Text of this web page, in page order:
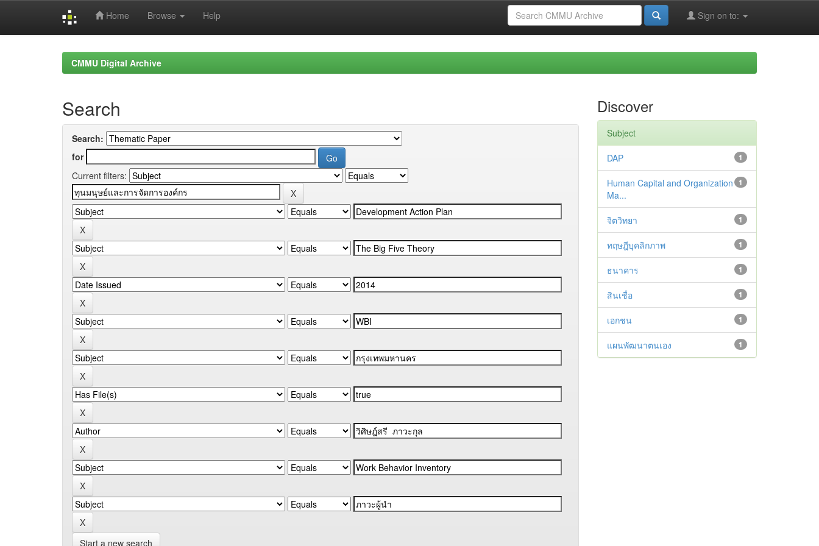
Home Browse Help Sign on to:
CMMU Digital Archive
Search
Search:
for
Current filters:
Start a new search
Discover
Subject
1
DAP
1
Human Capital and Organization
Ma...
1
จิตวิทยา
1
ทฤษฎีบุคลิกภาพ
1
ธนาคาร
1
สินเชื่อ
1
เอกชน
1
แผนพัฒนาตนเอง